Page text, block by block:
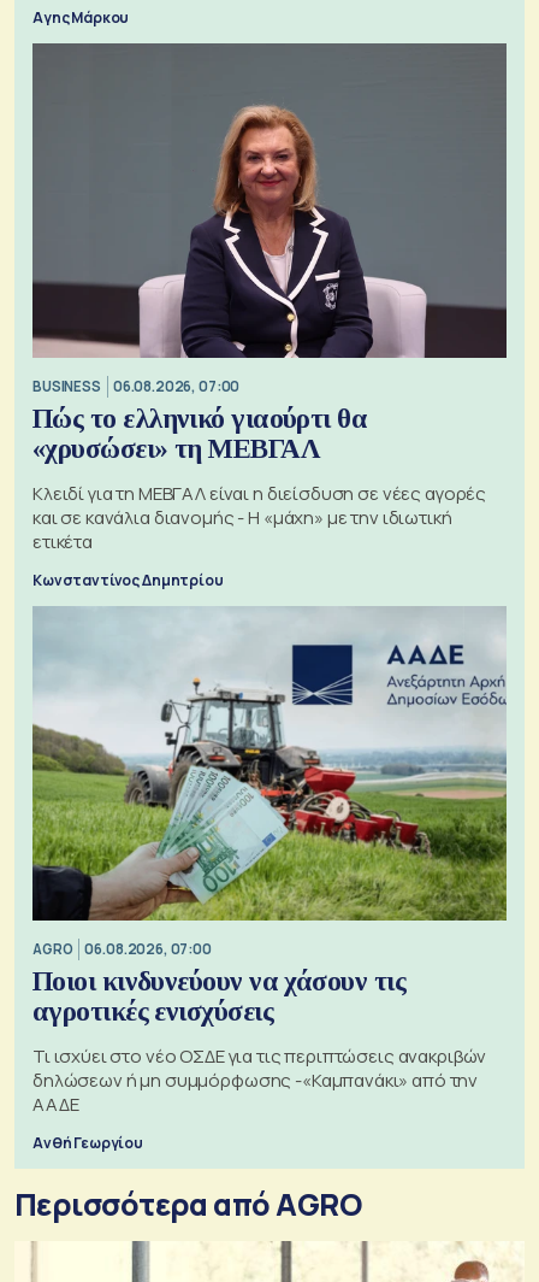
Αγης Μάρκου
BUSINESS 06.08.2026, 07:00
Πώς το ελληνικό γιαούρτι θα
«χρυσώσει» τη ΜΕΒΓΑΛ
Κλειδί για τη ΜΕΒΓΑΛ είναι η διείσδυση σε νέες αγορές
και σε κανάλια διανομής - Η «μάχη» με την ιδιωτική
ετικέτα
Κωνσταντίνος Δημητρίου
AGRO 06.08.2026, 07:00
Ποιοι κινδυνεύουν να χάσουν τις
αγροτικές ενισχύσεις
Τι ισχύει στο νέο ΟΣΔΕ για τις περιπτώσεις ανακριβών
δηλώσεων ή μη συμμόρφωσης -«Καμπανάκι» από την
ΑΑΔΕ
Ανθή Γεωργίου
Περισσότερα από AGRO